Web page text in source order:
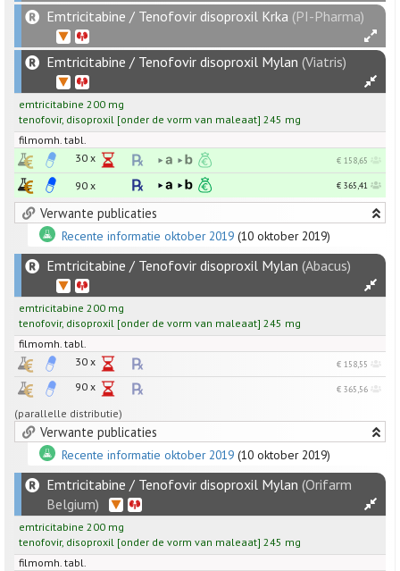
Emtricitabine / Tenofovir disoproxil Krka (PI-Pharma)
Emtricitabine / Tenofovir disoproxil Mylan (Viatris)
emtricitabine 200 mg
tenofovir, disoproxil [onder de vorm van maleaat] 245 mg
filmomh. tabl.
30 x
€ 158,65
90 x € 365,41
Verwante publicaties
Recente informatie oktober 2019 (10 oktober 2019)
Emtricitabine / Tenofovir disoproxil Mylan (Abacus)
emtricitabine 200 mg
tenofovir, disoproxil [onder de vorm van maleaat] 245 mg
filmomh. tabl.
30 x
€ 158,55
90 x € 365,56
(parallelle distributie)
Verwante publicaties
Recente informatie oktober 2019 (10 oktober 2019)
Emtricitabine / Tenofovir disoproxil Mylan (Orifarm
Belgium)
emtricitabine 200 mg
tenofovir, disoproxil [onder de vorm van maleaat] 245 mg
filmomh. tabl.